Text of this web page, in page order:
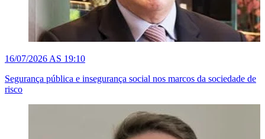
16/07/2026 AS 19:10
Segurança pública e insegurança social nos marcos da sociedade de
risco